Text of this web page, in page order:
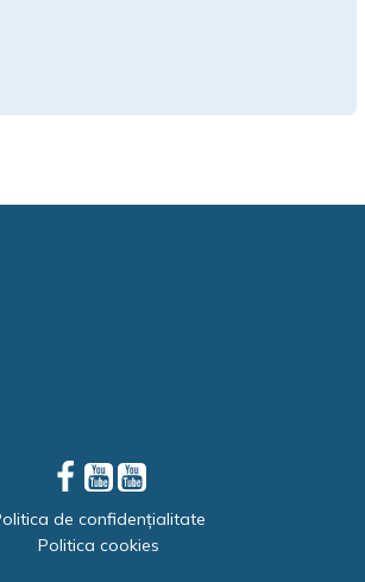
de confidențialitate
Politica cookies